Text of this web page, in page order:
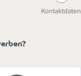
Kontaktdaten